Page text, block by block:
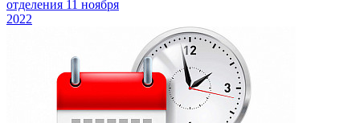
отделения 11 ноября
2022